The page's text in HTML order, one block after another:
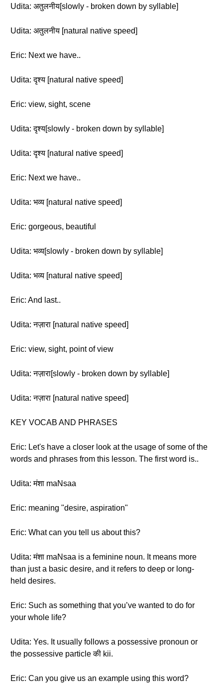
Udita: अतुलनीय[slowly - broken down by syllable]
Udita: अतुलनीय [natural native speed]
Eric: Next we have..
Udita: दृश्य [natural native speed]
Eric: view, sight, scene
Udita: दृश्य[slowly - broken down by syllable]
Udita: दृश्य [natural native speed]
Eric: Next we have..
Udita: भव्य [natural native speed]
Eric: gorgeous, beautiful
Udita: भव्य[slowly - broken down by syllable]
Udita: भव्य [natural native speed]
Eric: And last..
Udita: नज़ारा [natural native speed]
Eric: view, sight, point of view
Udita: नज़ारा[slowly - broken down by syllable]
Udita: नज़ारा [natural native speed]
KEY VOCAB AND PHRASES
Eric: Let's have a closer look at the usage of some of the
words and phrases from this lesson. The first word is..
Udita: मंशा maNsaa
Eric: meaning "desire, aspiration"
Eric: What can you tell us about this?
Udita: मंशा maNsaa is a feminine noun. It means more
than just a basic desire, and it refers to deep or long-
held desires.
Eric: Such as something that you’ve wanted to do for
your whole life?
Udita: Yes. It usually follows a possessive pronoun or
the possessive particle की kii.
Eric: Can you give us an example using this word?